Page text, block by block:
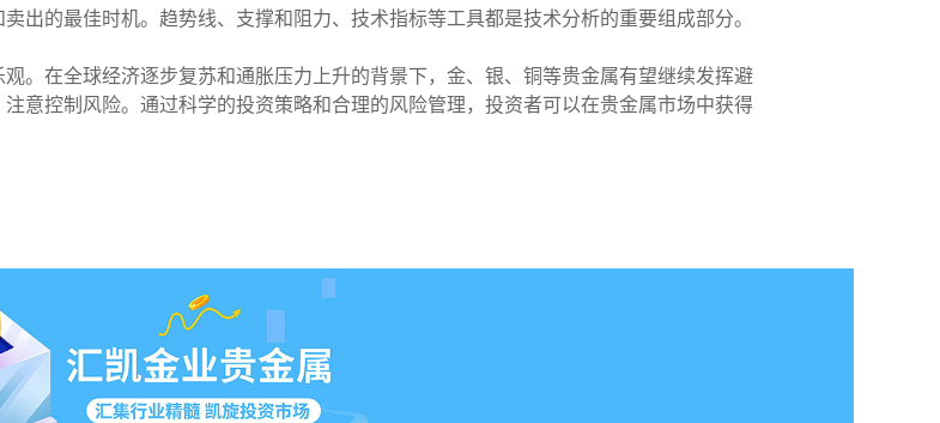
出的最佳时机。趋势线、支撑和阻力、技术指标等工具都是技术分析的重要组成部分。
。在全球经济逐步复苏和通胀压力上升的背景下，金、银、铜等贵金属有望继续发挥避
意控制风险。通过科学的投资策略和合理的风险管理，投资者可以在贵金属市场中获得